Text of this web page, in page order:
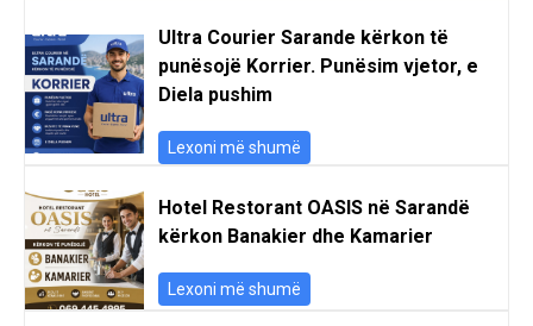
Ultra Courier Sarande kërkon të
punësojë Korrier. Punësim vjetor, e
Diela pushim
Lexoni më shumë
Hotel Restorant OASIS në Sarandë
kërkon Banakier dhe Kamarier
Lexoni më shumë